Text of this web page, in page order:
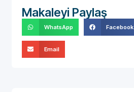
Makaleyi Paylaş
WhatsApp Facebook
Email